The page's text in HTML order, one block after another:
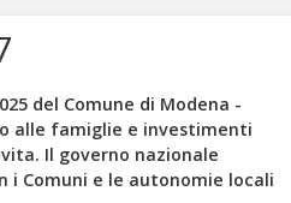
del Comune di Modena -
alle famiglie e investimenti
Il governo nazionale
i Comuni e le autonomie locali